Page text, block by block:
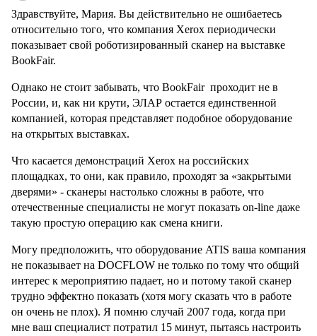
Здравствуйте, Мария. Вы действительно не ошибаетесь
относительно того, что компания Xerox периодически
показывает свой роботизированный сканер на выставке
BookFair.
Однако не стоит забывать, что BookFair проходит не в
России, и, как ни крути, ЭЛАР остается единственной
компанией, которая представляет подобное оборудование
на открытых выставках.
Что касается демонстраций Xerox на российских
площадках, то они, как правило, проходят за «закрытыми
дверями» - сканеры настолько сложны в работе, что
отечественные специалисты не могут показать on-line даже
такую простую операцию как смена книги.
Могу предположить, что оборудование ATIS ваша компания
не показывает на DOCFLOW не только по тому что общий
интерес к мероприятию падает, но и потому такой сканер
трудно эффектно показать (хотя могу сказать что в работе
он очень не плох). Я помню случай 2007 года, когда при
мне ваш специалист потратил 15 минут, пытаясь настроить